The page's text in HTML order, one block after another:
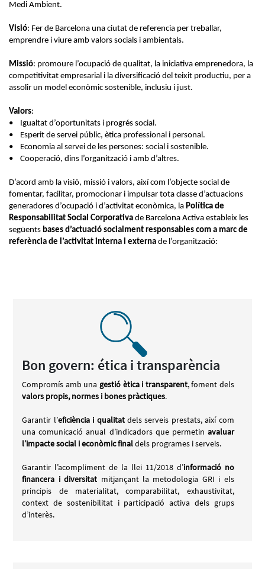
Medi Ambient.
Visió: Fer de Barcelona una ciutat de referencia per treballar,
emprendre i viure amb valors socials i ambientals.
Missió: promoure l’ocupació de qualitat, la iniciativa emprenedora, la
competitivitat empresarial i la diversificació del teixit productiu, per a
assolir un model econòmic sostenible, inclusiu i just.
Valors:
• Igualtat d’oportunitats i progrés social.
• Esperit de servei públic, ètica professional i personal.
• Economia al servei de les persones: social i sostenible.
• Cooperació, dins l’organització i amb d’altres.
D’acord amb la visió, missió i valors, així com l’objecte social de
fomentar, facilitar, promocionar i impulsar tota classe d’actuacions
generadores d’ocupació i d’activitat econòmica, la Política de
Responsabilitat Social Corporativa de Barcelona Activa estableix les
següents bases d’actuació socialment responsables com a marc de
referència de l’activitat interna i externa de l’organització:
Bon govern: ética i transparència
Compromís amb una gestió ètica i transparent, foment dels
valors propis, normes i bones pràctiques.
Garantir l’eficiència i qualitatdels serveis prestats, així com
una comunicació anual d’indicadors que permetin avaluar
l’impacte social i econòmic finaldels programes i serveis.
Garantir l’acompliment de la llei 11/2018 d’informació no
financera i diversitat mitjançant la metodologia GRI i els
principis de materialitat, comparabilitat, exhaustivitat,
context de sostenibilitat i participació activa dels grups
d’interès.